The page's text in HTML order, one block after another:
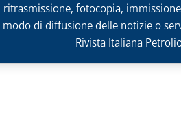
fotocopia,
di diffusione delle notizie o
Rivista Italiana